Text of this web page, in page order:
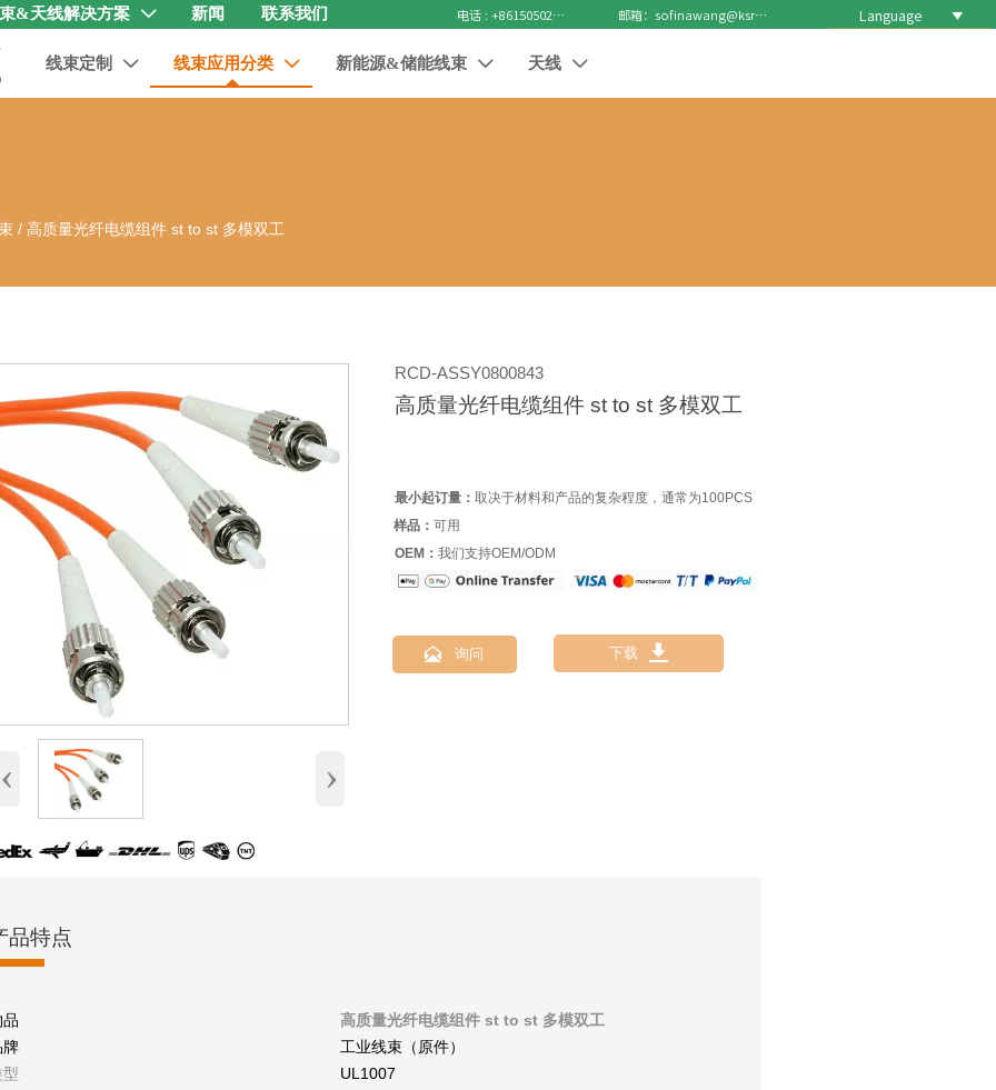
&天线解决方案  新闻 联系我们 电话 : +8615050271688 邮箱：sofinawang@ksrcd.com Language 
线束定制  线束应用分类  新能源&储能线束  天线 
/高质量光纤电缆组件 st to st 多模双工
‹ ›
RCD-ASSY0800843
高质量光纤电缆组件 st to st 多模双工
最小起订量： 取决于材料和产品的复杂程度，通常为100PCS
样品：可用
OEM： 我们支持OEM/ODM
 询问 下载 
品特点
品
高质量光纤电缆组件 st to st 多模双工
牌
工业线束（原件）
型
UL1007